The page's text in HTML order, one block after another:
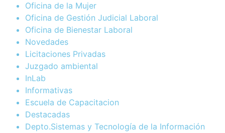
Oficina de la Mujer
Oficina de Gestión Judicial Laboral
Oficina de Bienestar Laboral
Novedades
Licitaciones Privadas
Juzgado ambiental
InLab
Informativas
Escuela de Capacitacion
Destacadas
Depto.Sistemas y Tecnología de la Información